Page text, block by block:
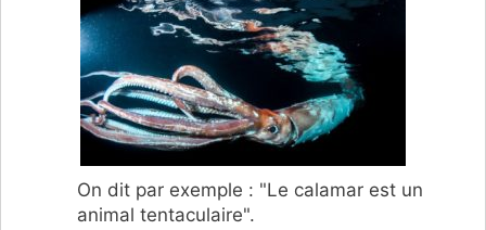
On dit par exemple : "Le calamar est un
animal tentaculaire".